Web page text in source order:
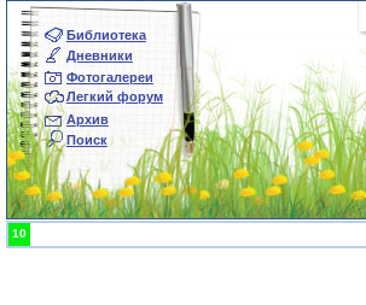
Библиотека
Дневники
Фотогалереи
Легкий форум
Архив
Поиск
10